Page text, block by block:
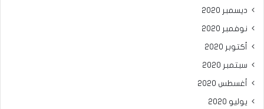
ديسمبر 2020
نوفمبر 2020
أكتوبر 2020
سبتمبر 2020
أغسطس 2020
يوليو 2020